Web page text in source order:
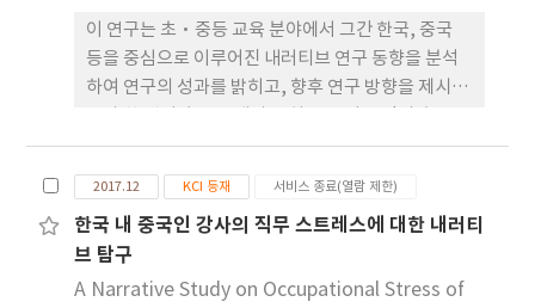
이 연구는 초·중등 교육 분야에서 그간 한국, 중국
등을 중심으로 이루어진 내러티브 연구 동향을 분석
하여 연구의 성과를 밝히고, 향후 연구 방향을 제시하
등 교육 분야 학위, 학술지 논문으로 한국 491편, 중
국 390편이며 텍스트마이닝 이후 언어네트워크 분석
방법 중 빈도, 밀도, 중심성(연결 중심성, 근접중심
성, 매개중심성) 분석을 하였고, CONCOR 분석을 통
해 클러스터 간 연 결성을 알아보았다. 연구결과, 빈도
수를 가장 많이 차지한 주제어 3개는 한국의 경우 초
2017.12 KCI 등재 서비스 종료(열람 제한)
한국 내 중국인 강사의 직무 스트레스에 대한 내러티
브 탐구
A Narrative Study on Occupational Stress of